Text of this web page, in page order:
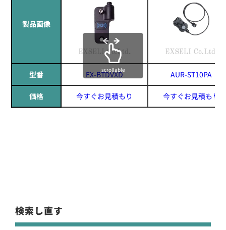
製品画像
型番 EX-BTDVXD AUR-ST10PA
価格 今すぐお見積もり 今すぐお見積もり
scrollable
検索し直す